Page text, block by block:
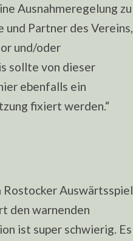
Ausnahmeregelung zu
Partner des Vereins,
und/oder
sollte von dieser
ebenfalls ein
fixiert werden.“
Rostocker Auswärtsspiel
den warnenden
ist super schwierig. Es